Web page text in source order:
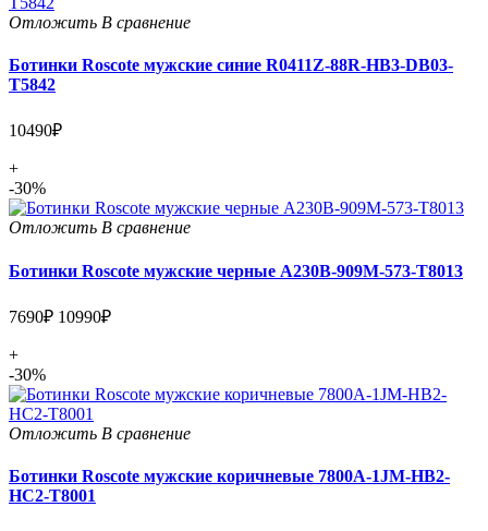
Отложить В сравнение
Ботинки Roscote мужские синие R0411Z-88R-HB3-DB03-
T5842
10490₽
+
-30%
Отложить В сравнение
Ботинки Roscote мужские черные A230B-909M-573-T8013
7690₽ 10990₽
+
-30%
Отложить В сравнение
Ботинки Roscote мужские коричневые 7800A-1JM-HB2-
HC2-T8001